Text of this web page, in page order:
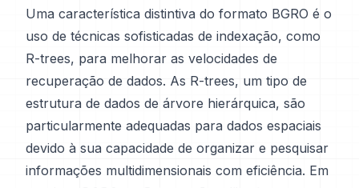
Uma característica distintiva do formato BGRO é o
uso de técnicas sofisticadas de indexação, como
R-trees, para melhorar as velocidades de
recuperação de dados. As R-trees, um tipo de
estrutura de dados de árvore hierárquica, são
particularmente adequadas para dados espaciais
devido à sua capacidade de organizar e pesquisar
informações multidimensionais com eficiência. Em